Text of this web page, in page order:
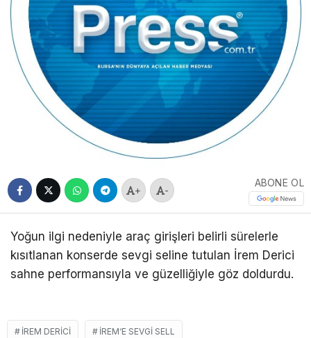
+ -
ABONE OL
Yoğun ilgi nedeniyle araç girişleri belirli sürelerle
kısıtlanan konserde sevgi seline tutulan İrem Derici
sahne performansıyla ve güzelliğiyle göz doldurdu.
İREM DERICI İREM‘E SEVGI SELL